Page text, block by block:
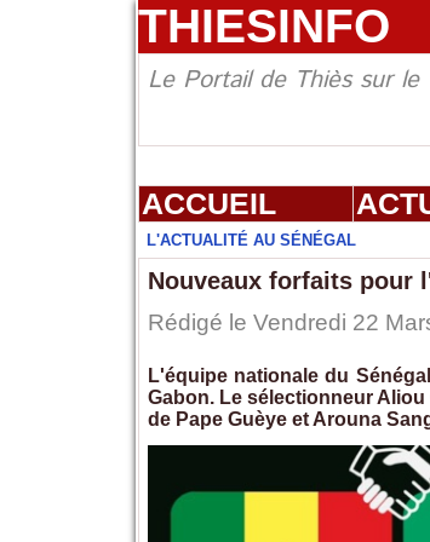
THIESINFO
Le Portail de Thiès sur le
ACCUEIL
L'ACTUALITÉ AU SÉNÉGAL
Nouveaux forfaits pour
Rédigé le Vendredi 22
L'équipe nationale du
Gabon. Le sélectionneur
de Pape Guèye et Arouna